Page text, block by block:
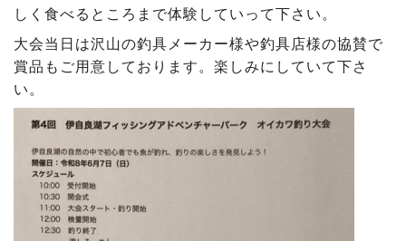
しく食べるところまで体験していって下さい。
大会当日は沢山の釣具メーカー様や釣具店様の協賛で
賞品もご用意しております。楽しみにしていて下さ
い。